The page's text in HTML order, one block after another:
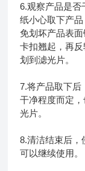
6.观察产品是否
纸小心取下产
免划坏产品表
卡扣翘起，再
划到滤光片。
7.将产品取下后
干净程度而定
光片。
8.清洁结束后，
可以继续使用。